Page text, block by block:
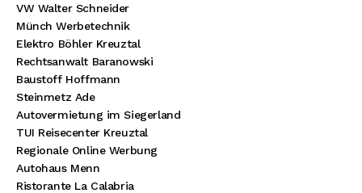
VW Walter Schneider
Münch Werbetechnik
Elektro Böhler Kreuztal
Rechtsanwalt Baranowski
Baustoff Hoffmann
Steinmetz Ade
Autovermietung im Siegerland
TUI Reisecenter Kreuztal
Regionale Online Werbung
Autohaus Menn
Ristorante La Calabria